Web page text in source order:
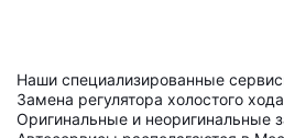
Наши специализированные
Замена регулятора холостого
Оригинальные и неоригинальные